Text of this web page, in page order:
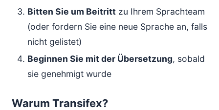
Bitten Sie um Beitritt zu Ihrem Sprachteam
(oder fordern Sie eine neue Sprache an, falls
nicht gelistet)
Beginnen Sie mit der Übersetzung, sobald
sie genehmigt wurde
Warum Transifex?